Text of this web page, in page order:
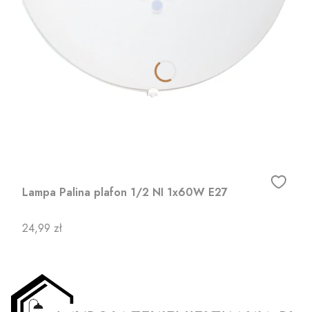
Lampa Palina plafon 1/2 NI 1x60W E27
Cena
24,99 zł